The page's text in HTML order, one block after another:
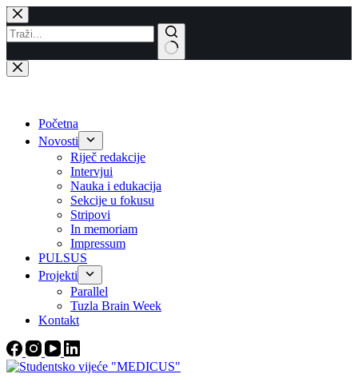
Skip
to
content
No
results
Početna
Novosti
Riječ redakcije
Intervjui
Nauka i edukacija
Sekcije u fokusu
Stripovi
In memoriam
Impressum
PULSUS
Projekti
Parallel
Tuzla Brain Week
Kontakt